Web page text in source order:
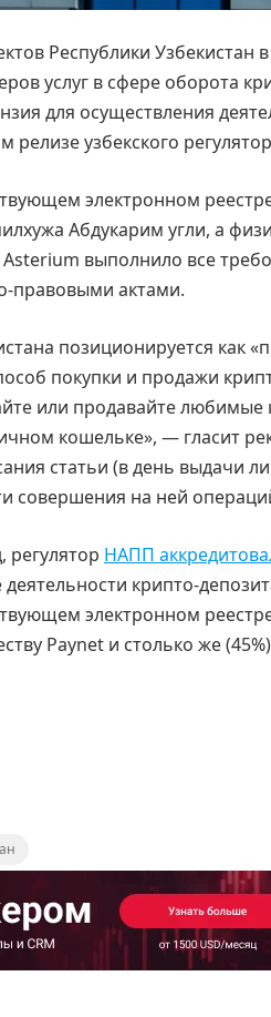
Республики Узбекистан
услуг в сфере оборота
для осуществления
узбекского
электронном
Абдукарим угли, а
выполнило все
правовыми актами.
позиционируется как
покупки и продажи
или продавайте
кошельке», — гласит
статьи (в день выдачи
совершения на ней
регулятор НАПП
крипто-
электронном
Paynet и столько же